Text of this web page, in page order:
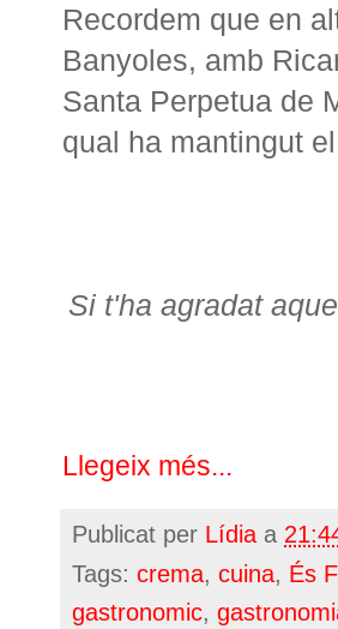
Recordem que en
Banyoles, amb
Santa Perpetua de
qual ha mantingut
Si t'ha agradat
Llegeix més...
Publicat per Lídia a
Tags: crema, cuina, És
gastronomic,